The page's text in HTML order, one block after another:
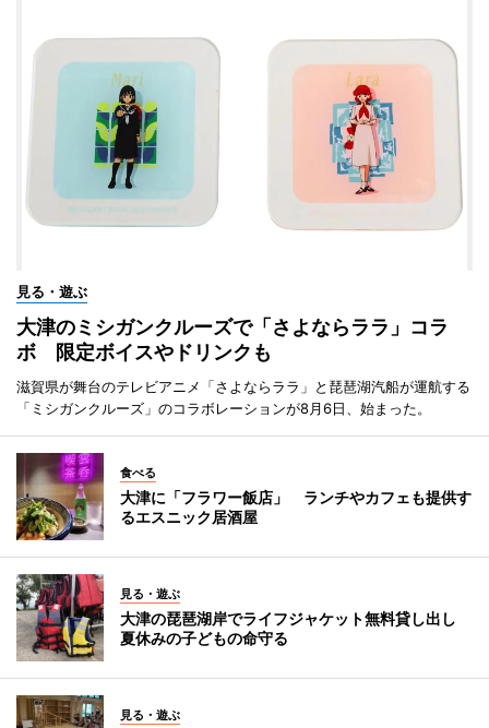
見る・遊ぶ
大津のミシガンクルーズで「さよならララ」コラ
ボ 限定ボイスやドリンクも
滋賀県が舞台のテレビアニメ「さよならララ」と琵琶湖汽船が運航する
「ミシガンクルーズ」のコラボレーションが8月6日、始まった。
食べる
大津に「フラワー飯店」 ランチやカフェも提供す
るエスニック居酒屋
見る・遊ぶ
大津の琵琶湖岸でライフジャケット無料貸し出し
夏休みの子どもの命守る
見る・遊ぶ